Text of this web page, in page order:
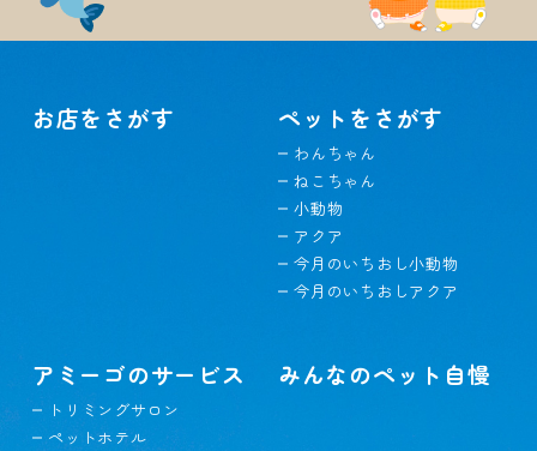
お店をさがす ペットをさがす
わんちゃん
ねこちゃん
小動物
アクア
今月のいちおし小動物
今月のいちおしアクア
アミーゴのサービス
トリミングサロン
ペットホテル
みんなのペット自慢